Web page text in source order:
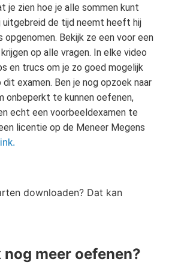
je zien hoe je alle sommen kunt
uitgebreid de tijd neemt heeft hij
opgenomen. Bekijk ze een voor een
op alle vragen. In elke video
en trucs om je zo goed mogelijk
examen. Ben je nog opzoek naar
onbeperkt te kunnen oefenen,
echt een voorbeeldexamen te
licentie op de Meneer Megens
downloaden? Dat kan
nog meer oefenen?